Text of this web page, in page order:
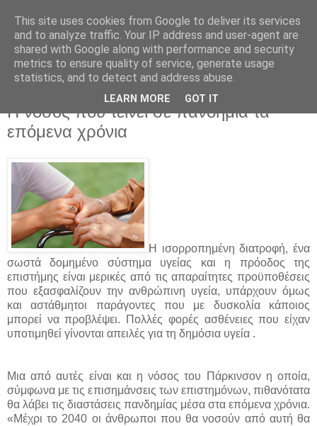
H νόσος που τείνει σε πανδημία τα
επόμενα χρόνια
Η ισορροπημένη διατροφή, ένα
σωστά δομημένο σύστημα υγείας και η πρόοδος της
επιστήμης είναι μερικές από τις απαραίτητες προϋποθέσεις
που εξασφαλίζουν την ανθρώπινη υγεία, υπάρχουν όμως
και αστάθμητοι παράγοντες που με δυσκολία κάποιος
μπορεί να προβλέψει. Πολλές φορές ασθένειες που είχαν
υποτιμηθεί γίνονται απειλές για τη δημόσια υγεία .
Μια από αυτές είναι και η νόσος του Πάρκινσον η οποία,
σύμφωνα με τις επισημάνσεις των επιστημόνων, πιθανότατα
θα λάβει τις διαστάσεις πανδημίας μέσα στα επόμενα χρόνια.
«Μέχρι το 2040 οι άνθρωποι που θα νοσούν από αυτή θα
This site uses cookies from Google to deliver its services
and to analyze traffic. Your IP address and user-agent are
shared with Google along with performance and security
metrics to ensure quality of service, generate usage
statistics, and to detect and address abuse.
LEARN MORE GOT IT